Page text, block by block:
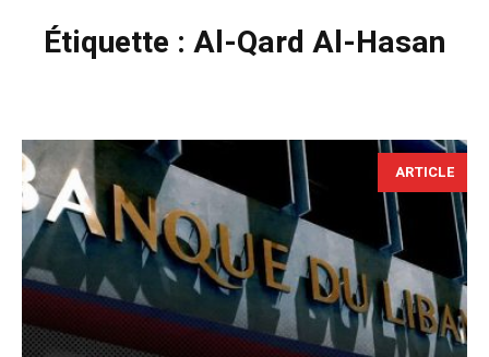
Étiquette : Al-Qard Al-Hasan
ARTICLE